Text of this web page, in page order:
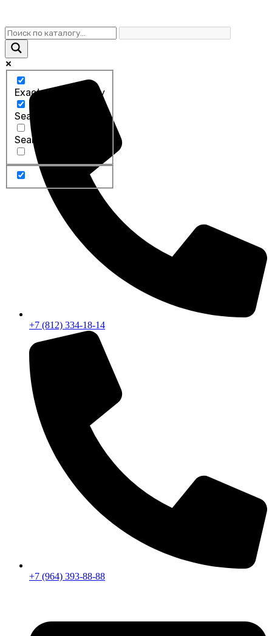
Exact matches only
Search in title
Search in content
+7 (812) 334-18-14
+7 (964) 393-88-88